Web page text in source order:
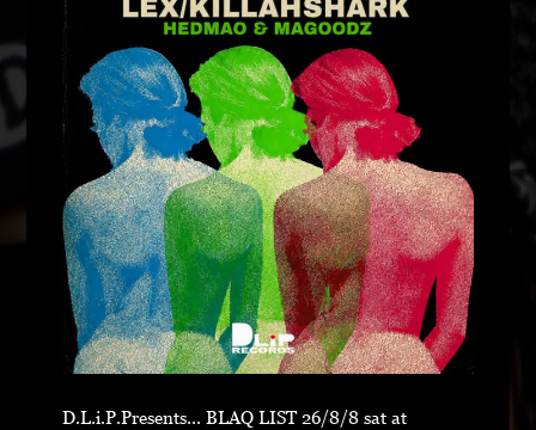
D.L.i.P.Presents... BLAQ LIST 26/8/8 sat at